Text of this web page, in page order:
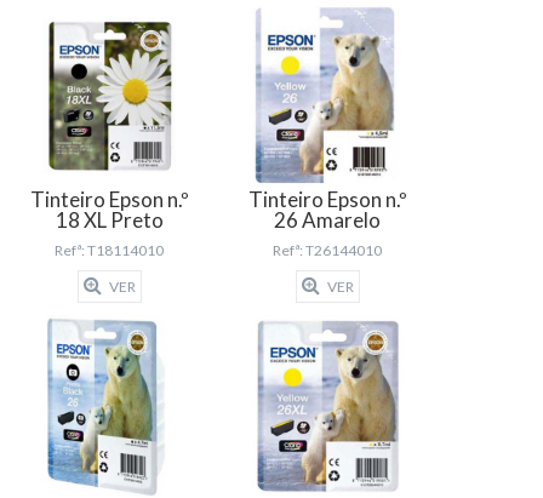
Tinteiro Epson n.º
18 XL Preto
Refª: T18114010
VER
Tinteiro Epson n.º
26 Amarelo
Refª: T26144010
VER